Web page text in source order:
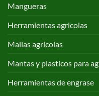
Mangueras
Herramientas agricolas
Mallas agricolas
Mantas y plasticos para
Herramientas de engrase